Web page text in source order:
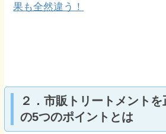
果も全然違う！
２．市販トリートメント
の5つのポイントとは